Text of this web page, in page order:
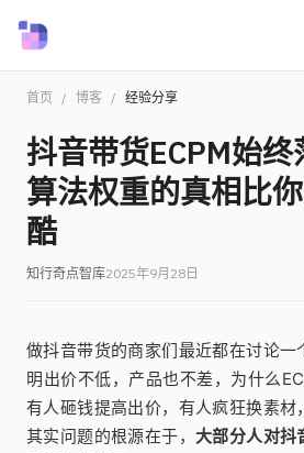
首页 / 博客 / 经验分享
抖音带货ECPM始终
算法权重的真相比
酷
知行奇点智库2025年9月28日
做抖音带货的商家们最近都在讨论一
明出价不低，产品也不差，为什么
有人砸钱提高出价，有人疯狂换素材
其实问题的根源在于， 大部分人对抖